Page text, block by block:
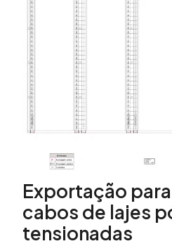
Exportação
cabos de lajes
tensionadas